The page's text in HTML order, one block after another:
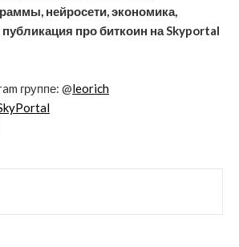
нейросети, экономика,
про биткоин на Skyportal
группе: @leorich